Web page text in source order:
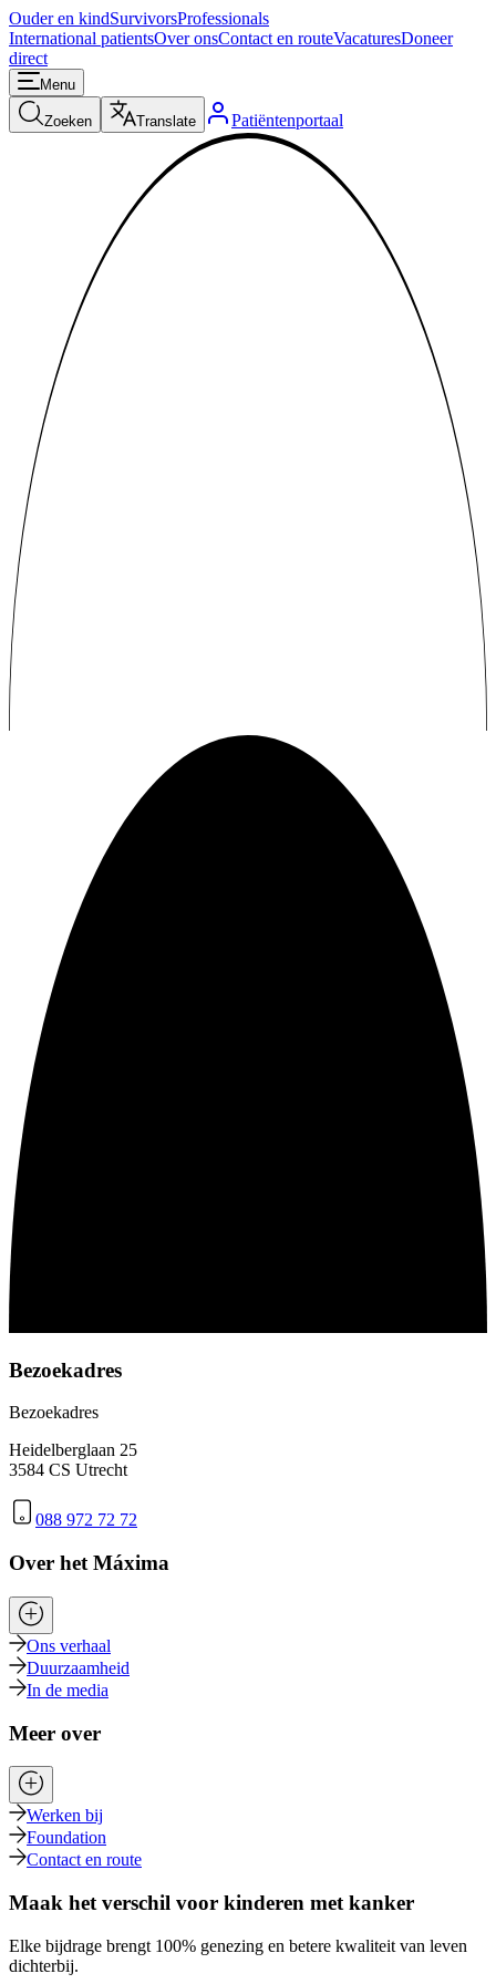
Ouder en kindSurvivorsProfessionals
International patientsOver onsContact en routeVacaturesDoneer
direct
Menu
Zoeken Translate Patiëntenportaal
Bezoekadres
Bezoekadres
Heidelberglaan 25
3584 CS Utrecht
088 972 72 72
Over het Máxima
Ons verhaal
Duurzaamheid
In de media
Meer over
Werken bij
Foundation
Contact en route
Maak het verschil voor kinderen met kanker
Elke bijdrage brengt 100% genezing en betere kwaliteit van leven
dichterbij.